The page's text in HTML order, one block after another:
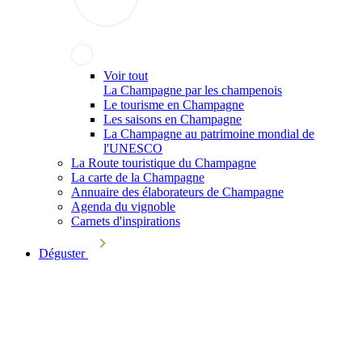
Voir tout
La Champagne par les champenois
Le tourisme en Champagne
Les saisons en Champagne
La Champagne au patrimoine mondial de
l'UNESCO
La Route touristique du Champagne
La carte de la Champagne
Annuaire des élaborateurs de Champagne
Agenda du vignoble
Carnets d'inspirations
Déguster